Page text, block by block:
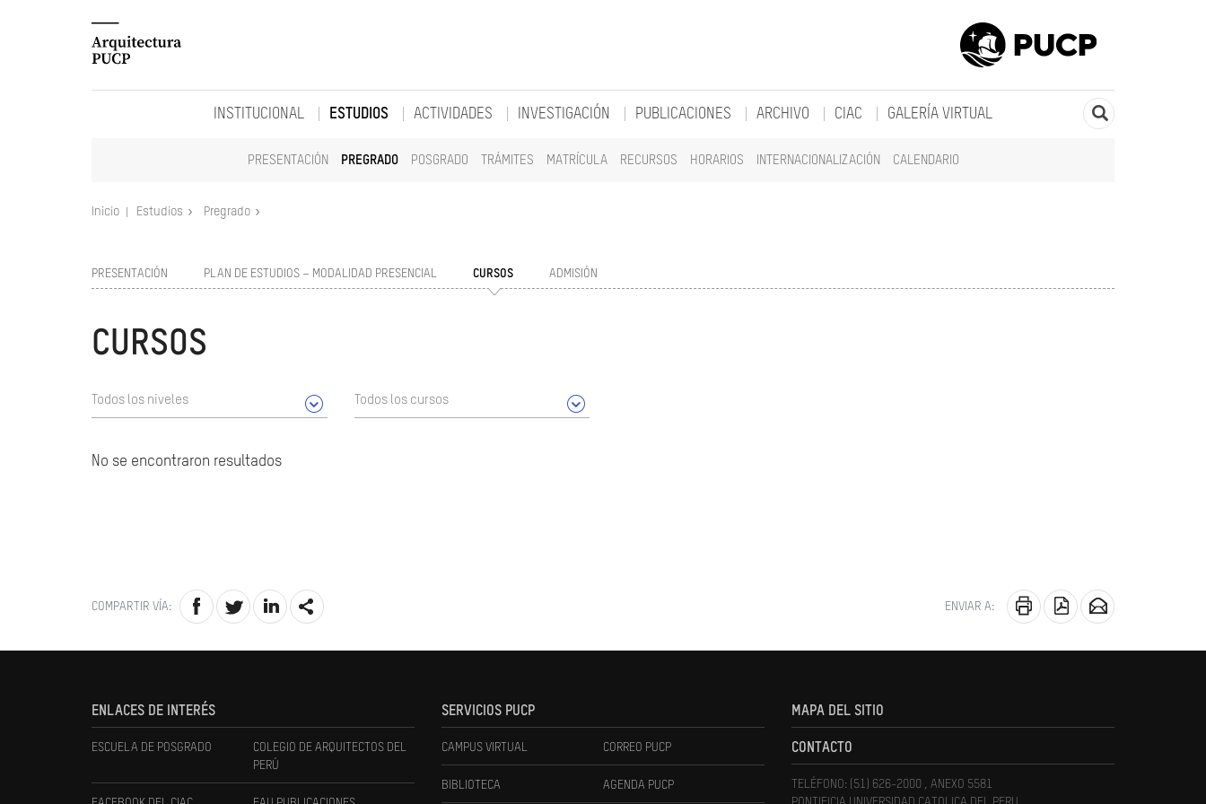
INSTITUCIONAL ESTUDIOS
PRESENTACIÓN PREGRADO POSGRADO TRÁMITES MATRÍCULA RECURSOS HORARIOS INTERNACIONALIZACIÓN CALENDARIO
ACTIVIDADES INVESTIGACIÓN PUBLICACIONES ARCHIVO CIAC GALERÍA VIRTUAL
Inicio Estudios Pregrado
PRESENTACIÓN PLAN DE ESTUDIOS – MODALIDAD PRESENCIAL CURSOS ADMISIÓN
CURSOS
Todos los niveles Todos los cursos
No se encontraron resultados
COMPARTIR VÍA: ENVIAR A:
ENLACES DE INTERÉS
ESCUELA DE POSGRADO
COLEGIO DE ARQUITECTOS DEL
PERÚ
SERVICIOS PUCP
CAMPUS VIRTUAL CORREO PUCP
BIBLIOTECA AGENDA PUCP
MAPA DEL SITIO
CONTACTO
TELÉFONO: (51) 626-2000 , ANEXO 5581